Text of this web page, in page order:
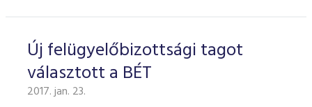
Új felügyelőbizottsági tagot
választott a BÉT
2017. jan. 23.